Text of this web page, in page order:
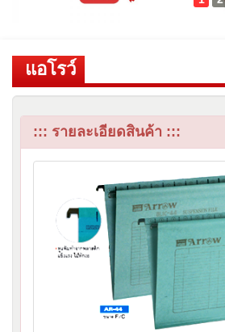
แอโรว์
::: รายละเอียดสินค้า :::